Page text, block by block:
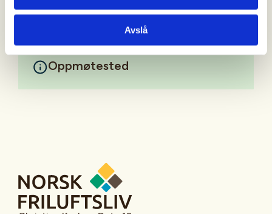
Avslå
Oppmøtested